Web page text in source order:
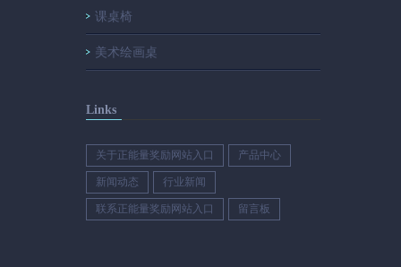
课桌椅
美术绘画桌
Links
关于正能量奖励网站入口 产品中心
新闻动态 行业新闻
联系正能量奖励网站入口 留言板